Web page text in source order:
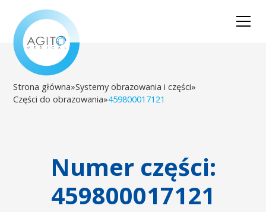
Strona główna»Systemy obrazowania i części»
Części do obrazowania»459800017121
Numer części:
459800017121